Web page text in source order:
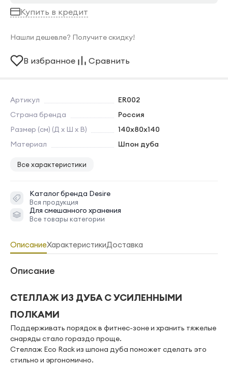
Артикул
ER002
Страна бренда
Россия
Размер (см) (Д х Ш х В)
140х80х140
Материал
Шпон дуба
Все характеристики
Каталог бренда Desire
Вся продукция
Для смешанного хранения
Все товары категории
Купить в кредит
Нашли дешевле? Получите скидку!
В избранное Сравнить
ОписаниеХарактеристикиДоставка
Описание
СТЕЛЛАЖ ИЗ ДУБА С УСИЛЕННЫМИ
ПОЛКАМИ
Поддерживать порядок в фитнес-зоне и хранить тяжелые
снаряды стало гораздо проще.
Стеллаж Eco Rack из шпона дуба поможет сделать это
стильно и эргономично.